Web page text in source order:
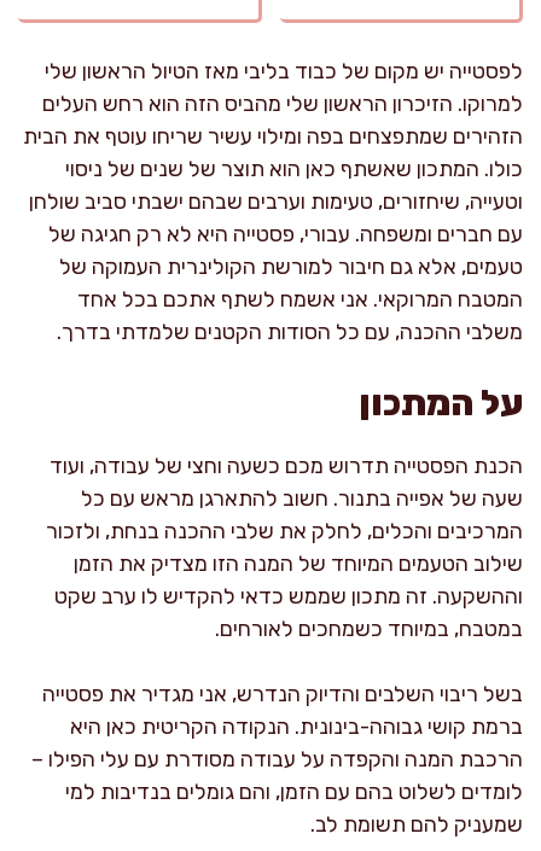
לפסטייה יש מקום של כבוד בליבי מאז הטיול הראשון שלי
למרוקו. הזיכרון הראשון שלי מהביס הזה הוא רחש העלים
הזהירים שמתפצחים בפה ומילוי עשיר שריחו עוטף את הבית
כולו. המתכון שאשתף כאן הוא תוצר של שנים של ניסוי
וטעייה, שיחזורים, טעימות וערבים שבהם ישבתי סביב שולחן
עם חברים ומשפחה. עבורי, פסטייה היא לא רק חגיגה של
טעמים, אלא גם חיבור למורשת הקולינרית העמוקה של
המטבח המרוקאי. אני אשמח לשתף אתכם בכל אחד
משלבי ההכנה, עם כל הסודות הקטנים שלמדתי בדרך.
על המתכון
הכנת הפסטייה תדרוש מכם כשעה וחצי של עבודה, ועוד
שעה של אפייה בתנור. חשוב להתארגן מראש עם כל
המרכיבים והכלים, לחלק את שלבי ההכנה בנחת, ולזכור
שילוב הטעמים המיוחד של המנה הזו מצדיק את הזמן
וההשקעה. זה מתכון שממש כדאי להקדיש לו ערב שקט
במטבח, במיוחד כשמחכים לאורחים.
בשל ריבוי השלבים והדיוק הנדרש, אני מגדיר את פסטייה
ברמת קושי גבוהה-בינונית. הנקודה הקריטית כאן היא
הרכבת המנה והקפדה על עבודה מסודרת עם עלי הפילו –
לומדים לשלוט בהם עם הזמן, והם גומלים בנדיבות למי
שמעניק להם תשומת לב.